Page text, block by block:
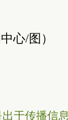
心/图）
于传播信